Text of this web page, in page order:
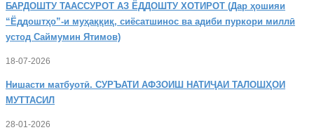
БАРДОШТУ ТААССУРОТ АЗ ЁДДОШТУ ХОТИРОТ (Дар ҳошияи
“Ёддоштҳо”-и муҳаққиқ, сиёсатшинос ва адиби пуркори миллӣ
устод Саймумин Ятимов)
18-07-2026
Нишасти матбуотӣ. СУРЪАТИ АФЗОИШ НАТИҶАИ ТАЛОШҲОИ
МУТТАСИЛ
28-01-2026